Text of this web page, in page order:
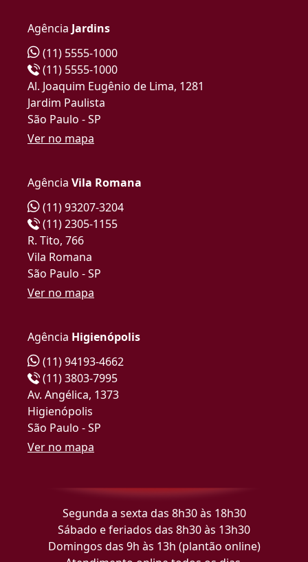
Agência Jardins
(11) 5555-1000
(11) 5555-1000
Al. Joaquim Eugênio de Lima, 1281
Jardim Paulista
São Paulo - SP
Ver no mapa
Agência Vila Romana
(11) 93207-3204
(11) 2305-1155
R. Tito, 766
Vila Romana
São Paulo - SP
Ver no mapa
Agência Higienópolis
(11) 94193-4662
(11) 3803-7995
Av. Angélica, 1373
Higienópolis
São Paulo - SP
Ver no mapa
Segunda a sexta das 8h30 às 18h30
Sábado e feriados das 8h30 às 13h30
Domingos das 9h às 13h (plantão online)